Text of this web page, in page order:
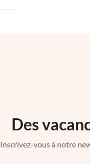
Des
Inscrivez-vous à notre